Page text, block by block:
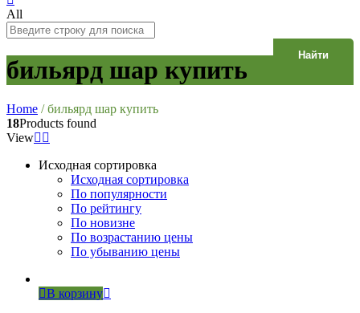
All
Найти
бильярд шар купить
Home / бильярд шар купить
18Products found
View
Исходная сортировка
Исходная сортировка
По популярности
По рейтингу
По новизне
По возрастанию цены
По убыванию цены
В корзину